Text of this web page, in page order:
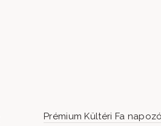
Prémium Kültéri Fa